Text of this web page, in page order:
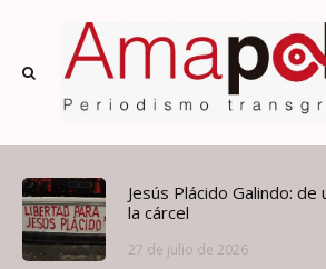
Jesús Plácido Galindo: de
la cárcel
27 de julio de 2026